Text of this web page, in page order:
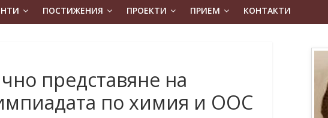
в ОУ
с
на
ПОСТИЖЕНИЯ ПРОЕКТИ ПРИЕМ КОНТАКТИ
представяне на
по химия и ООС